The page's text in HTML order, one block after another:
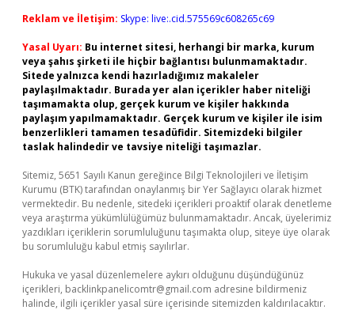
Reklam ve İletişim: Skype: live:.cid.575569c608265c69
Yasal Uyarı: Bu internet sitesi, herhangi bir marka, kurum
veya şahıs şirketi ile hiçbir bağlantısı bulunmamaktadır.
Sitede yalnızca kendi hazırladığımız makaleler
paylaşılmaktadır. Burada yer alan içerikler haber niteliği
taşımamakta olup, gerçek kurum ve kişiler hakkında
paylaşım yapılmamaktadır. Gerçek kurum ve kişiler ile isim
benzerlikleri tamamen tesadüfidir. Sitemizdeki bilgiler
taslak halindedir ve tavsiye niteliği taşımazlar.
Sitemiz, 5651 Sayılı Kanun gereğince Bilgi Teknolojileri ve İletişim
Kurumu (BTK) tarafından onaylanmış bir Yer Sağlayıcı olarak hizmet
vermektedir. Bu nedenle, sitedeki içerikleri proaktif olarak denetleme
veya araştırma yükümlülüğümüz bulunmamaktadır. Ancak, üyelerimiz
yazdıkları içeriklerin sorumluluğunu taşımakta olup, siteye üye olarak
bu sorumluluğu kabul etmiş sayılırlar.
Hukuka ve yasal düzenlemelere aykırı olduğunu düşündüğünüz
içerikleri, backlinkpanelicomtr@gmail.com adresine bildirmeniz
halinde, ilgili içerikler yasal süre içerisinde sitemizden kaldırılacaktır.